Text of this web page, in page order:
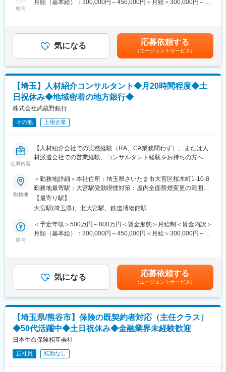
・マネーロンダリング等対策における顧客管理（CDD）上のリス
＜SWIFTへの対応業務・各種システムの管理・運用＞
・対外業務におけるSWIFT関連の制度・規制への対応
・外為業務に関わるシステムの安定稼働に向けた運用・監視、ベ
・営業店行員を対象とした、外為実務やAML/CFT対策に関する研
修の企画・実施
・当局対応（報告書作成、監査対応など）のサポート
■組織構成
行員8名 パートナ2名
■雇用形態について
※採用後1年間は行員に準ずる嘱託採用
り。
＜嘱託採用＞
契約更新：有
契約更新の判断：勤務実績・勤務態度・健康状態による。
■企業魅力
化」を基本方針として、地域の課題解決や活性化に取り組んでい
ます。
変更の範囲：会社の定める業務
給与
月額（基本給）：300,000円～450,000円＜月給＞300,000円～
気になる 応募依頼する
（エージェントサービス）
【埼玉】人材紹介コンサルタント◆月20時間程度◆土
日祝休み◆地域密着の地方銀行◆
株式会社武蔵野銀行
その他 上場企業
仕事内容
【人材紹介会社での実務経験（RA、CA業務問わず）、または人
材派遣会社での営業経験、コンサルタント経験をお持ちの方へ】
■業務内容
銀行取引先の企業に対し、人材紹介業務の一連の流れをお任せし
ます。
・各支店からトスアップがあった銀行の取引先（中小企業中心）
への求人内容のヒアリング
・人材要件の策定、求人票作成、提携している人材紹介会社への
人選依頼
・各種データベースを活用したスカウトメールの送付
・銀行営業店からの問い合わせ対応および勉強会等の実施
・各提携人材紹介会社との連絡、打ち合わせ対応等
営業や電話営業などの新規セールスは原則ございません
・銀行のネットワークを活かし、地域企業の人材に関する課題解
決を行う社会的意義のある業務となります
法人コンサルティング部全体73名
うち人材紹介担当2名（男性1名、女性1名）＋出向者1名（男性、
勤務地
＜勤務地詳細＞本社住所：埼玉県さいたま市大宮区桜木町1-10-8
勤務地最寄駅：大宮駅受動喫煙対策：屋内全面禁煙変更の範囲：
会社の定める事業所
【最寄り駅】
大宮駅(埼玉県)、北大宮駅、鉄道博物館駅
給与
＜予定年収＞500万円～800万円＜賃金形態＞月給制＜賃金内訳＞
月額（基本給）：300,000円～450,000円＜月給＞300,000円～
気になる 応募依頼する
（エージェントサービス）
【埼玉県/熊谷市】保険の既契約者対応（主任クラス）
◆50代活躍中◆土日祝休み◆金融業界未経験歓迎
日本生命保険相互会社
正社員 転勤なし